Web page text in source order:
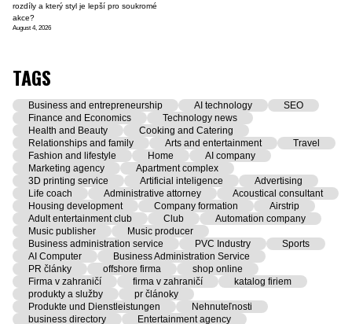
rozdíly a který styl je lepší pro soukromé
akce?
August 4, 2026
TAGS
Business and entrepreneurship AI technology
SEO
Finance and Economics
Technology news
Health and Beauty
Cooking and Catering
Relationships and family
Arts and entertainment
Travel
Fashion and lifestyle
Home
AI company
Marketing agency
Apartment complex
3D printing service
Artificial inteligence
Advertising
Life coach
Administrative attorney
Acoustical consultant
Housing development
Company formation
Airstrip
Adult entertainment club
Club
Automation company
Music publisher
Music producer
Business administration service
PVC Industry
Sports
AI Computer
Business Administration Service
PR články
offshore firma
shop online
Firma v zahraničí
firma v zahraničí
katalog firiem
produkty a služby
pr článoky
Produkte und Dienstleistungen
Nehnuteľnosti
business directory
Entertainment agency